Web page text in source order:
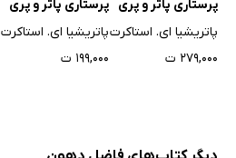
پرستاری پاتر و پری
2021 (ویراست
پاتریشیا ای. استاکرت
۲۷۹,۰۰۰ ت
پرستاری پاتر و پری
2021 (ویراست
پاتریشیا ای. استاکرت
۱۹۹,۰۰۰ ت